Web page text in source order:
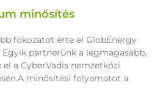
minősítés
fokozatot érte el GlobEnergy
partnerünk a legmagasabb,
a CyberVadis nemzetközi
minősítési folyamatot a